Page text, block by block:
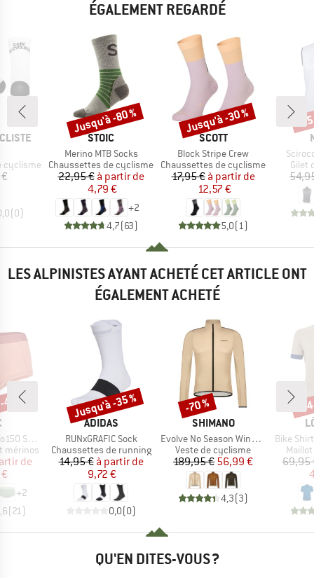
ÉGALEMENT REGARDÉ
cyclisme
(0)
MARQUE
STOIC
Article
Merino MTB Socks
Product group
Chaussettes de cyclisme
Prix
22,95 € Prix réduit
à partir de
4,79 €
+2
4,7(63)
Remise
Jusqu'à -80 %
MARQUE
SCOTT
Article
Block Stripe Crew
Product group
Chaussettes de cyclisme
Prix
17,95 € Prix réduit
à partir de
12,57 €
5,0(1 )
Remise
Jusqu'à -30 %
Article
Gilet
-
LES ALPINISTES AYANT ACHETÉ CET ARTICLE ONT
ÉGALEMENT ACHETÉ
Hipster
mérinos
réduit
de
+2
(21)
%
MARQUE
ADIDAS
Article
RUNxGRAFIC Sock
Product group
Chaussettes de running
Prix
14,95 € Prix réduit
à partir de
9,72 €
0,0(0)
Remise
Jusqu'à -35 %
MARQUE
SHIMANO
Article
Evolve No Season Windbreaker
Product group
Veste de cyclisme
Prix
189,95 €Prix réduit
56,99 €
4,3(3)
Remise
-70 %
Article
Bike
69,95
-
QU'EN DITES-VOUS ?